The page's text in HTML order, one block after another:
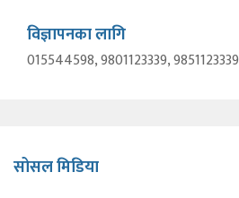
विज्ञापनका लागि
015544598, 9801123339, 9851123339
सोसल मिडिया